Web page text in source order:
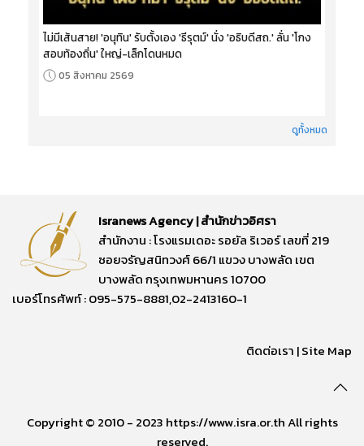
ไม่มีเส้นสาย! 'อนุทิน' รับตั้งเอง 'ธีรุตม์' นั่ง 'อธิบดีสถ.' ลั่น 'โกง
สอบท้องถิ่น' ใหญ่-เล็กโดนหมด
05 สิงหาคม 2569
ดูทั้งหมด
Isranews Agency | สำนักข่าวอิศรา
สำนักงาน : โรงแรมเดอะ รอยัล ริเวอร์ เลขที่ 219
ซอยจรัญสนิทวงศ์ 66/1 แขวง บางพลัด เขต
บางพลัด กรุงเทพมหานคร 10700
เบอร์โทรศัพท์ : 095-575-8881,02-2413160-1
ติดต่อเรา |Site Map
Copyright © 2010 - 2023 https://www.isra.or.th All rights
reserved.